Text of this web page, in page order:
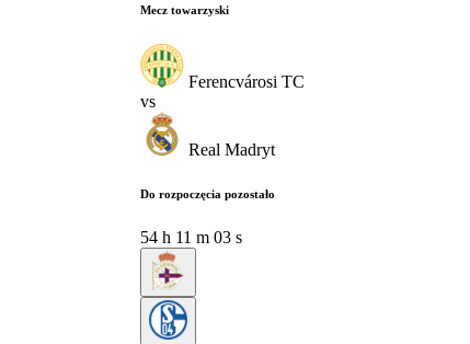
Mecz towarzyski
Ferencvárosi TC
vs
Real Madryt
Do rozpoczęcia pozostało
54 h 11 m 02 s